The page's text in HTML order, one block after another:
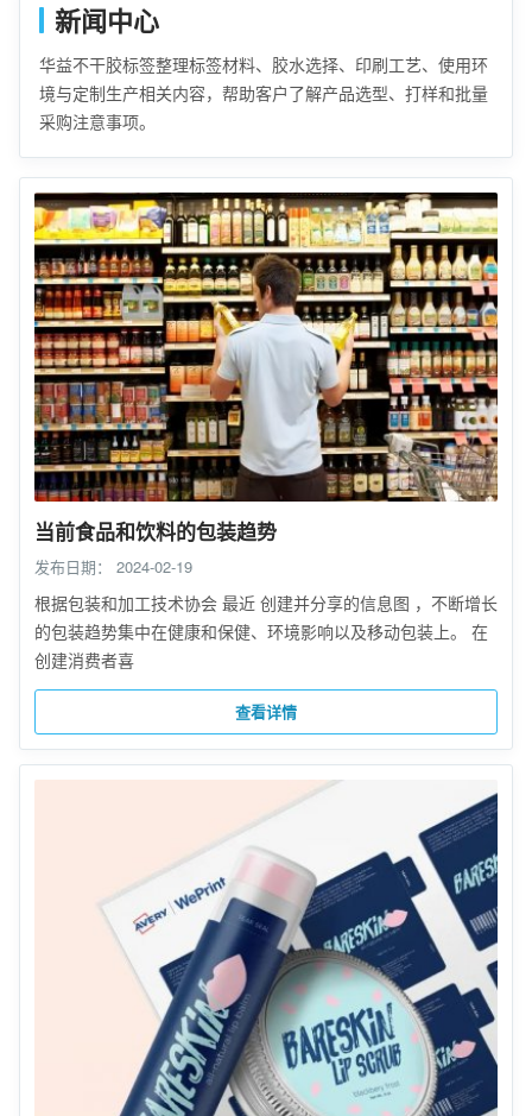
新闻中心
华益不干胶标签整理标签材料、胶水选择、印刷工艺、使用环
境与定制生产相关内容，帮助客户了解产品选型、打样和批量
采购注意事项。
当前食品和饮料的包装趋势
发布日期： 2024-02-19
根据包装和加工技术协会 最近 创建并分享的信息图 ，不断增长
的包装趋势集中在健康和保健、环境影响以及移动包装上。 在
创建消费者喜
查看详情